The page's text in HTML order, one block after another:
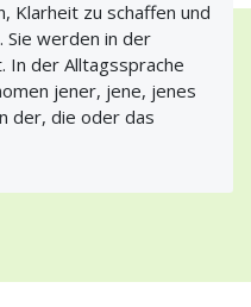
Klarheit zu schaffen und
Sie werden in der
In der Alltagssprache
jener, jene, jenes
der, die oder das